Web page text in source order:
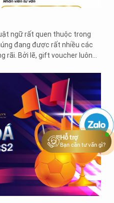
ngữ rất quen thuộc trong
đang được rất nhiều các
rãi. Bởi lẽ, gift voucher luôn
cho cả khách hàng và các
Hỗ trợ
Bạn cần tư vấn gì?